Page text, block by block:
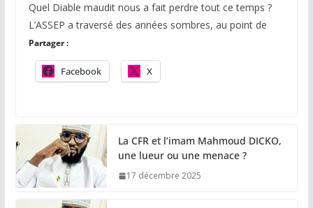
Quel Diable maudit nous a fait perdre tout ce temps ?
L’ASSEP a traversé des années sombres, au point de
Partager :
Facebook X
La CFR et l’imam Mahmoud DICKO,
une lueur ou une menace ?
17 décembre 2025